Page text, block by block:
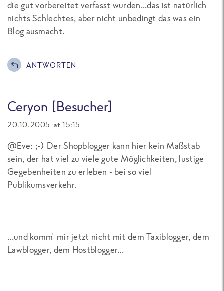
die gut vorbereitet verfasst wurden...das ist natürlich
nichts Schlechtes, aber nicht unbedingt das was ein
Blog ausmacht.
ANTWORTEN
Ceryon [Besucher]
20.10.2005 at 15:15
@Eve: ;-) Der Shopblogger kann hier kein Maßstab
sein, der hat viel zu viele gute Möglichkeiten, lustige
Gegebenheiten zu erleben - bei so viel
Publikumsverkehr.
...und komm' mir jetzt nicht mit dem Taxiblogger, dem
Lawblogger, dem Hostblogger...